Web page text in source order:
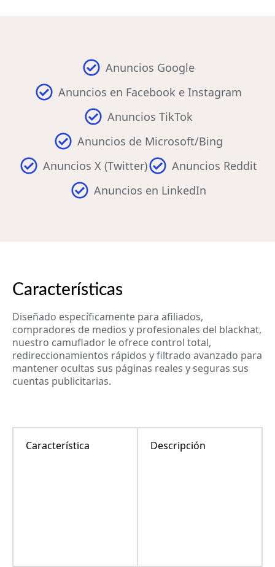
Anuncios Google
Anuncios en Facebook e Instagram
Anuncios TikTok
Anuncios de Microsoft/Bing
Anuncios X (Twitter)
Anuncios Reddit
Anuncios en LinkedIn
Características
Diseñado específicamente para afiliados,
compradores de medios y profesionales del blackhat,
nuestro camuflador le ofrece control total,
redireccionamientos rápidos y filtrado avanzado para
mantener ocultas sus páginas reales y seguras sus
cuentas publicitarias.
Característica Descripción